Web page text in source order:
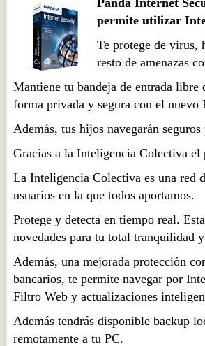
Panda Internet
permite utilizar
Te protege de virus,
resto de amenazas
Mantiene tu bandeja de entrada
forma privada y segura con el nuevo
Además, tus hijos navegarán
Gracias a la Inteligencia Colectiva el
La Inteligencia Colectiva es una red
usuarios en la que todos aportamos.
Protege y detecta en tiempo real.
novedades para tu total tranquilidad
Además, una mejorada protección
bancarios, te permite navegar por
Filtro Web y actualizaciones
Además tendrás disponible backup
remotamente a tu PC.